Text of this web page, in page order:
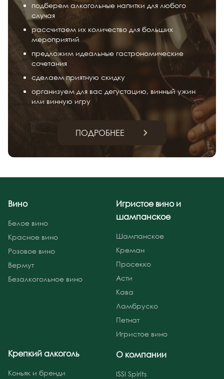
подберем алкогольные напитки для любого
случая
рассчитаем их количество для больших
мероприятий
предложим идеальные гастрономические
сочетания
сделаем приятную скидку
организуем для вас дегустацию, винный ужин
или винную игру
ПОДРОБНЕЕ
Вино
Белое вино
Красное вино
Розовое вино
Вермут
Безалкогольное вино
Игристое вино и
шампанское
Шампанское
Креман
Просекко
Асти
Кава
Ламбруско
Петнат
Игристое вино
Крепкий алкоголь
Коньяк и бренди
О компании
ISSI Spirits